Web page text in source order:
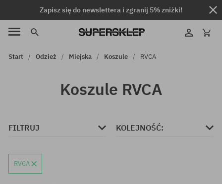
Zapisz się do newslettera i zgranij 5% zniżki!
Start Odzież Miejska Koszule RVCA
Koszule RVCA
FILTRUJ KOLEJNOŚĆ:
RVCA